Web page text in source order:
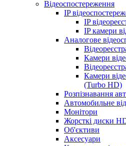
Відеоспостереження
IP
IP
IP камери
Аналогове
Камери
Камери
(Turbo HD)
Розпізнавання
Автомобильне
Монітори
Жорсткі диски
Об'єктиви
Аксесуари